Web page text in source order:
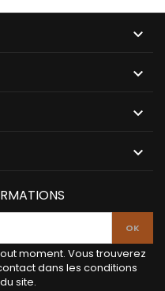




moment. Vous trouverez
dans les conditions
site.